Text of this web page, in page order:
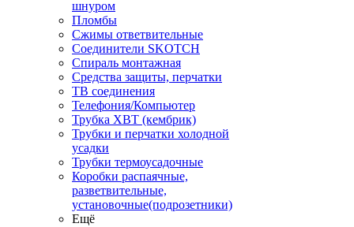
шнуром
Пломбы
Сжимы ответвительные
Соединители SKOTCH
Спираль монтажная
Средства защиты, перчатки
ТВ соединения
Телефония/Компьютер
Трубка ХВТ (кембрик)
Трубки и перчатки холодной
усадки
Трубки термоусадочные
Коробки распаячные,
разветвительные,
установочные(подрозетники)
Ещё